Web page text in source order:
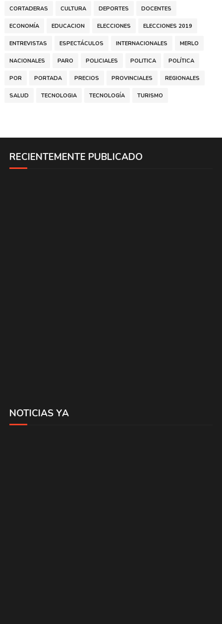
CORTADERAS CULTURA DEPORTES DOCENTES
ECONOMÍA EDUCACION ELECCIONES ELECCIONES 2019
ENTREVISTAS ESPECTÁCULOS INTERNACIONALES MERLO
NACIONALES PARO POLICIALES POLITICA POLÍTICA
POR PORTADA PRECIOS PROVINCIALES REGIONALES
SALUD TECNOLOGIA TECNOLOGÍA TURISMO
RECIENTEMENTE PUBLICADO
NOTICIAS YA